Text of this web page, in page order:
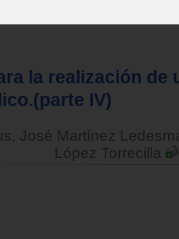
la realización de
IV)
José Martínez
López Torrecilla